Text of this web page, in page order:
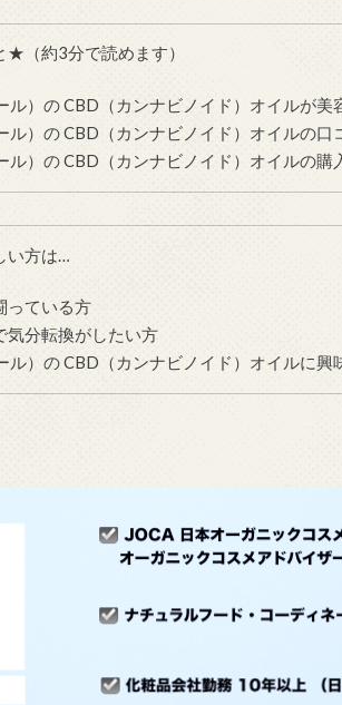
（約3分で読めます）
ル）の CBD（カンナビノイド）オイルが美
ル）の CBD（カンナビノイド）オイルの口
ル）の CBD（カンナビノイド）オイルの購
い方は…
っている方
気分転換がしたい方
ル）の CBD（カンナビノイド）オイルに興